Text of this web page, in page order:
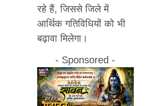
रहे हैं, जिससे जिले में
आर्थिक गतिविधियों को भी
बढ़ावा मिलेगा।
- Sponsored -